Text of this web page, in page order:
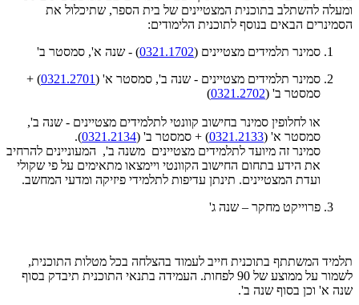
ומעלה להשתלב בתוכנית המצטיינים של בית הספר, שתיכלול את
הסמינרים הבאים בנוסף לתוכנית הלימודים:
סמינר תלמידים מצטיינים (0321.1702) - שנה א', סמסטר ב'
סמינר תלמידים מצטיינים - שנה ב', סמסטר א' (0321.2701
) +
סמסטר ב' (0321.2702
)
או לחלופין סמינר בחישוב קוונטי לתלמידים מצטיינים - שנה ב',
סמסטר א' (0321.2133) + סמסטר ב' (0321.2134
).
סמינר זה מיועד לתלמידים מצטיינים משנה ב', המעוניינים להרחיב
את הידע בתחום החישוב הקוונטי ויימצאו מתאימים על פי שקולי
ועדת המצטיינים. תינתן עדיפות לתלמידי פיזיקה ומדעי המחשב.
פרוייקט מחקר – שנה ג'
תלמיד המשתתף בתוכנית חייב לעמוד בהצלחה בכל מטלות התוכנית,
לשמור על ממוצע של 90 לפחות. העמידה בתנאי התוכנית תיבדק בסוף
שנה א' וכן בסוף שנה ב'.